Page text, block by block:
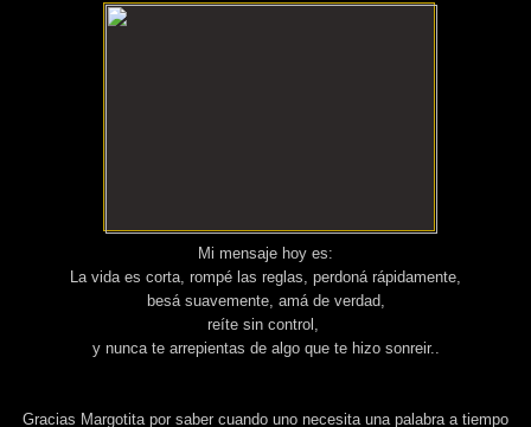
Mi mensaje hoy es:
La vida es corta, rompé las reglas, perdoná rápidamente,
besá suavemente, amá de verdad,
reíte sin control,
y nunca te arrepientas de algo que te hizo sonreir..
Gracias Margotita por saber cuando uno necesita una palabra a tiempo